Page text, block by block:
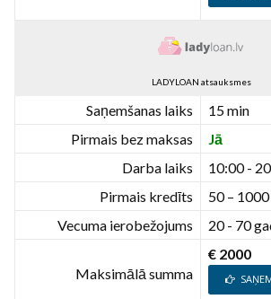
LADYLOAN atsauksmes
Saņemšanas laiks
15 min
Pirmais bez maksas
Jā
Darba laiks
10:00 -
Pirmais kredīts
50 –
Vecuma ierobežojums
20 - 70
Maksimālā summa
€ 2000